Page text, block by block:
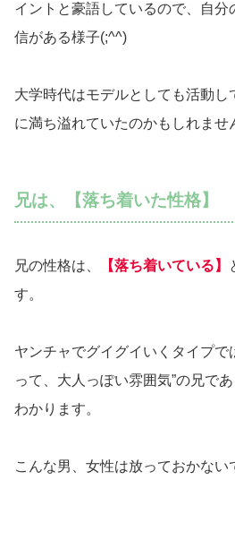
イントと豪語しているので、自分
信がある様子(;^^)
大学時代はモデルとしても活動
に満ち溢れていたのかもしれませ
兄は、【落ち着いた性格】
兄の性格は、 【落ち着いている】
す。
ヤンチャでグイグイいくタイプで
って、大人っぽい雰囲気”の兄で
わかります。
こんな男、女性は放っておかない